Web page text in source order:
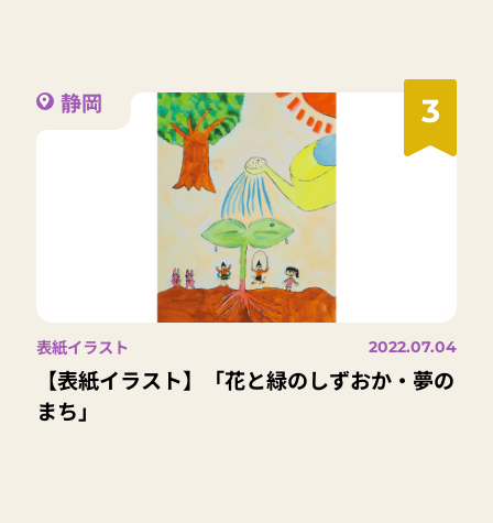
3
静岡
表紙イラスト 2022.07.04
【表紙イラスト】「花と緑のしずおか・夢の
まち」